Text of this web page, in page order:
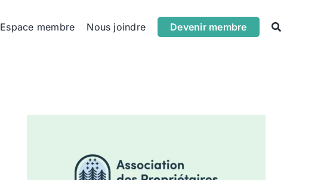
Espace membre Nous joindre Devenir membre